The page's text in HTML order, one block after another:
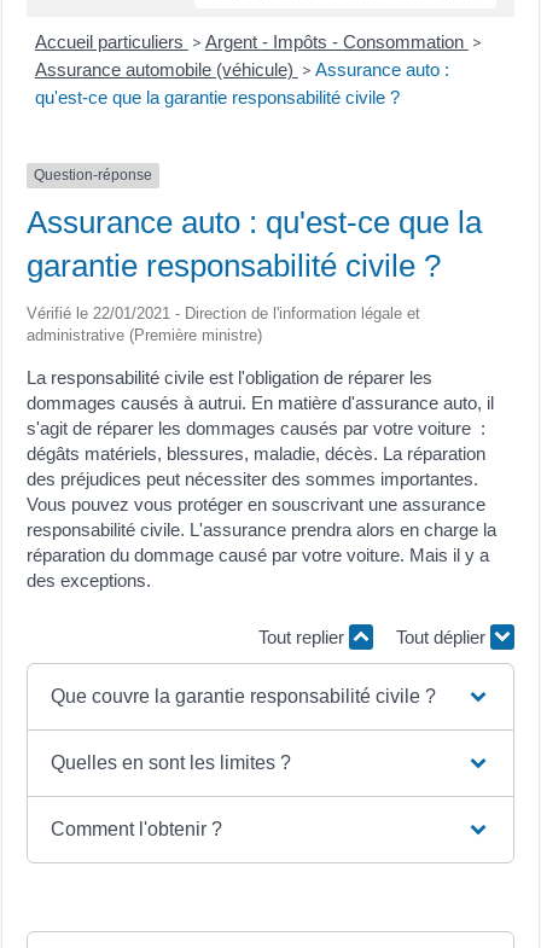
Accueil particuliers > Argent - Impôts - Consommation >
Assurance automobile (véhicule) > Assurance auto :
qu'est-ce que la garantie responsabilité civile ?
Question-réponse
Assurance auto : qu'est-ce que la
garantie responsabilité civile ?
Vérifié le 22/01/2021 - Direction de l'information légale et
administrative (Première ministre)
La responsabilité civile est l'obligation de réparer les
dommages causés à autrui. En matière d'assurance auto, il
s'agit de réparer les dommages causés par votre voiture :
dégâts matériels, blessures, maladie, décès. La réparation
des préjudices peut nécessiter des sommes importantes.
Vous pouvez vous protéger en souscrivant une assurance
responsabilité civile. L'assurance prendra alors en charge la
réparation du dommage causé par votre voiture. Mais il y a
des exceptions.
Tout replier Tout déplier
Que couvre la garantie responsabilité civile ?
Quelles en sont les limites ?
Comment l'obtenir ?